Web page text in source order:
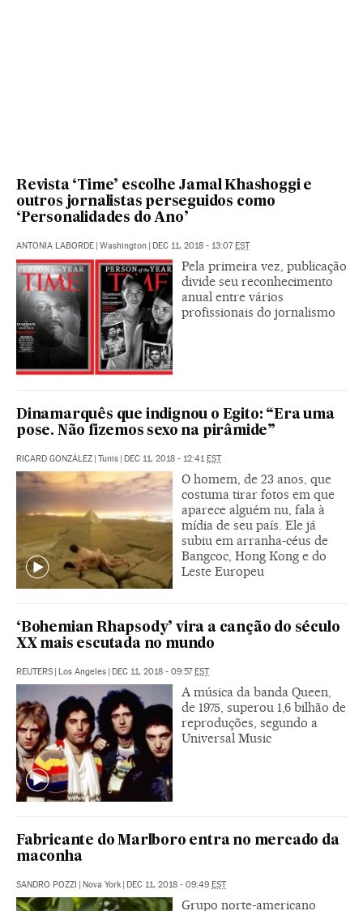
Revista ‘Time’ escolhe Jamal Khashoggi e
outros jornalistas perseguidos como
‘Personalidades do Ano’
ANTONIA LABORDE | Washington | DEC 11, 2018 - 13:07EST
Pela primeira vez, publicação
divide seu reconhecimento
anual entre vários
profissionais do jornalismo
Dinamarquês que indignou o Egito: “Era uma
pose. Não fizemos sexo na pirâmide”
RICARD GONZÁLEZ | Tunis | DEC 11, 2018 - 12:41EST
O homem, de 23 anos, que
costuma tirar fotos em que
aparece alguém nu, fala à
mídia de seu país. Ele já
subiu em arranha-céus de
Bangcoc, Hong Kong e do
Leste Europeu
‘Bohemian Rhapsody’ vira a canção do século
XX mais escutada no mundo
REUTERS | Los Angeles | DEC 11, 2018 - 09:57EST
A música da banda Queen,
de 1975, superou 1,6 bilhão de
reproduções, segundo a
Universal Music
Fabricante do Marlboro entra no mercado da
maconha
SANDRO POZZI | Nova York | DEC 11, 2018 - 09:49 EST
Grupo norte-americano